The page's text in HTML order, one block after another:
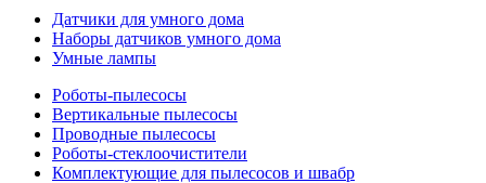
Датчики для умного дома
Наборы датчиков умного дома
Умные лампы
Роботы-пылесосы
Вертикальные пылесосы
Проводные пылесосы
Роботы-стеклоочистители
Комплектующие для пылесосов и швабр